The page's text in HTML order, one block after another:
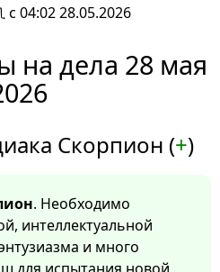
с 04:02 28.05.2026
на дела 28 мая
Скорпион (+)
. Необходимо
интеллектуальной
и много